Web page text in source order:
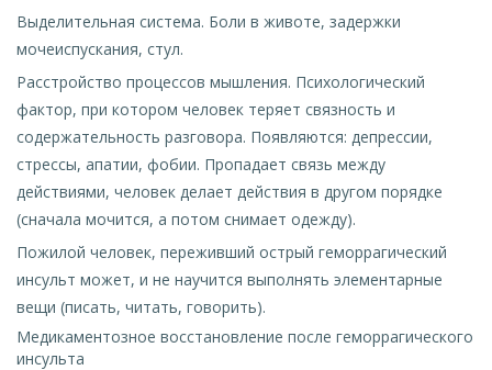
Выделительная система. Боли в животе, задержки
мочеиспускания, стул.
Расстройство процессов мышления. Психологический
фактор, при котором человек теряет связность и
содержательность разговора. Появляются: депрессии,
стрессы, апатии, фобии. Пропадает связь между
действиями, человек делает действия в другом порядке
(сначала мочится, а потом снимает одежду).
Пожилой человек, переживший острый геморрагический
инсульт может, и не научится выполнять элементарные
вещи (писать, читать, говорить).
Медикаментозное восстановление после геморрагического
инсульта